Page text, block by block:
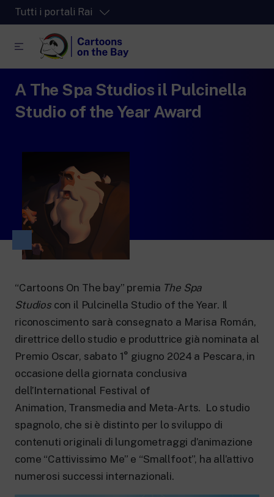
Tutti i portali Rai
La piattaforma di streaming video per tutti.
RaiPlay
Rai.
Lo spazio sicuro ricco di cartoni animati
per i più piccoli.
RaiPlay Yoyo
e aggiornamenti.
RaiNews
Le redazioni regionali di RaiNews.
Rai TgR
Approfondimenti culturali su Arte,
Letteratura, Storia e molto altro.
Rai Cultura
l’Università, i Docenti e l’istruzione degli
adulti.
Rai Scuola
A The Spa Studios il Pulcinella
Studio of the Year Award
“Cartoons On The bay” premia The Spa
Studioscon il Pulcinella Studio of the Year. Il
riconoscimento sarà consegnato a Marisa Román,
direttrice dello studio e produttrice già nominata al
Premio Oscar, sabato 1° giugno 2024 a Pescara, in
occasione della giornata conclusiva
dell’International Festival of
Animation, Transmedia and Meta-Arts. Lo studio
spagnolo, che si è distinto per lo sviluppo di
contenuti originali di lungometraggi d’animazione
come “Cattivissimo Me” e “Smallfoot”, ha all’attivo
numerosi successi internazionali.